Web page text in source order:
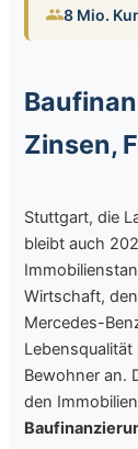
8 Mio.
Zinsen,
Stuttgart, die
bleibt auch
Wirtschaft,
Mercedes-
Bewohner an.
den